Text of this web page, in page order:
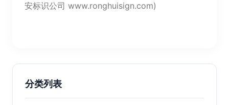
安标识公司 www.ronghuisign.com)
分类列表